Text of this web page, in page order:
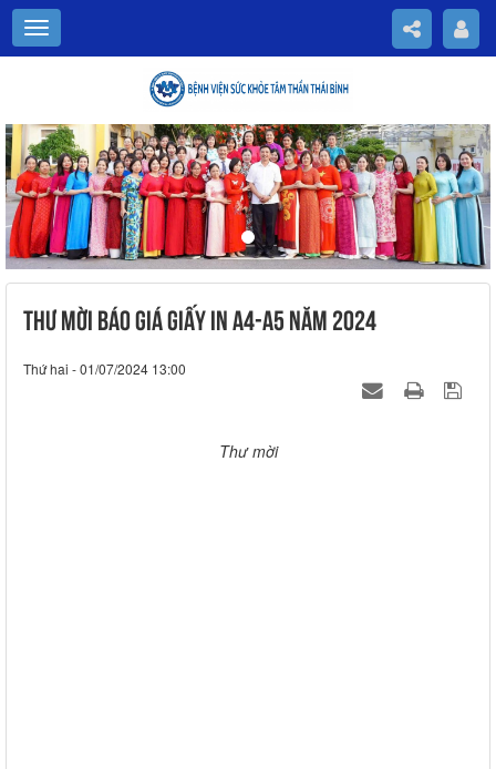
Previous
THƯ MỜI BÁO GIÁ GIẤY IN A4-A5 NĂM 2024
Thứ hai - 01/07/2024 13:00
Thư mời